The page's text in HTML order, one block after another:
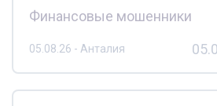
Финансовые мошенники
05.08.26 - Анталия